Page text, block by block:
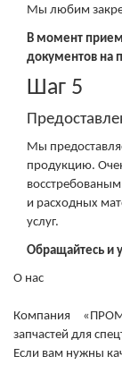
Мы любим
В момент
документов на
Шаг 5
Мы
продукцию.
и расходных
услуг.
Обращайтесь и
О нас
Компания
запчастей для
Если вам нужны